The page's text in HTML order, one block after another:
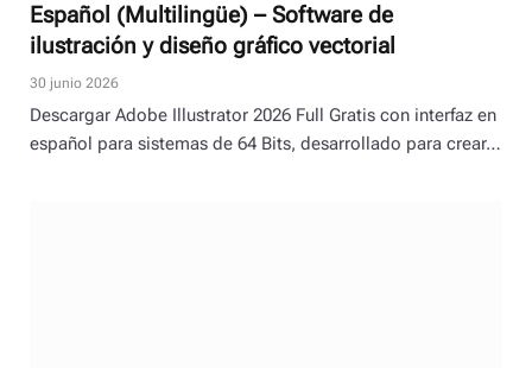
Español (Multilingüe) – Software de
ilustración y diseño gráfico vectorial
30 junio 2026
Descargar Adobe Illustrator 2026 Full Gratis con interfaz en
español para sistemas de 64 Bits, desarrollado para crear…